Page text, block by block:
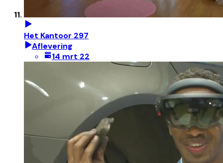
Het Kantoor 297
Aflevering
14 mrt 22